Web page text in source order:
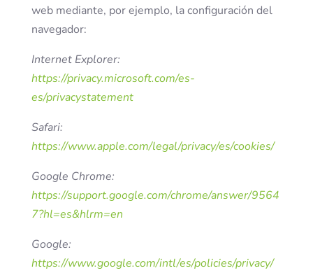
web mediante, por ejemplo, la configuración del
navegador:
Internet Explorer:
https://privacy.microsoft.com/es-
es/privacystatement
Safari:
https://www.apple.com/legal/privacy/es/cookies/
Google Chrome:
https://support.google.com/chrome/answer/9564
7?hl=es&hlrm=en
Google:
https://www.google.com/intl/es/policies/privacy/